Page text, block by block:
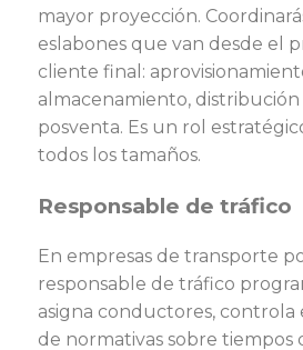
mayor proyección.
eslabones que van desde el
cliente final:
almacenamiento, distribución
posventa. Es un rol
todos los tamaños.
Responsable de tráfico
En empresas de transporte
responsable de tráfico
asigna conductores,
de normativas sobre tiempos